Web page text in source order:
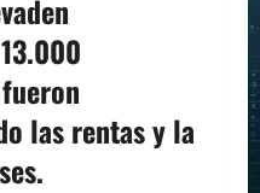
las rentas y la